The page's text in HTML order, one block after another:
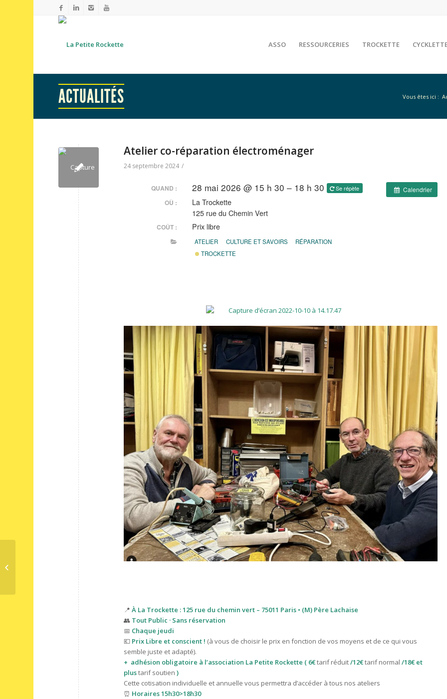
ASSO RESSOURCERIES TROCKETTE
ACTUALITÉS Vous êtes ici :
Atelier co-réparation électroménager
24 septembre 2024 /
Calendrier
QUAND : 28 mai 2026 @ 15 h 30 – 18 h 30 Se répète
OÙ :
La Trockette
125 rue du Chemin Vert
COÛT : Prix libre
ATELIER CULTURE ET SAVOIRS
RÉPARATION
TROCKETTE
📍 À La Trockette : 125 rue du chemin vert – 75011 Paris • (M) Père Lachaise
👥 Tout Public · Sans réservation
📅 Chaque jeudi
💶 Prix Libre et conscient ! (à vous de choisir le prix en fonction de vos moyens et de ce qui vous
semble juste et adapté).
+ adhésion obligatoire à l’association La Petite Rockette ( 6€tarif réduit/12€tarif normal /18€ et
plustarif soutien )
Cette cotisation individuelle et annuelle vous permettra d’accéder à tous nos ateliers
⏰ Horaires 15h30>18h30
Soirée resto Trad’en-Bouche